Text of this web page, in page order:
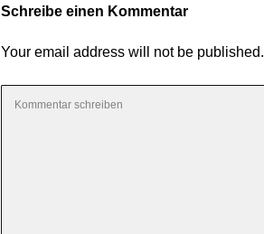
Schreibe einen Kommentar
Your email address will not be published.